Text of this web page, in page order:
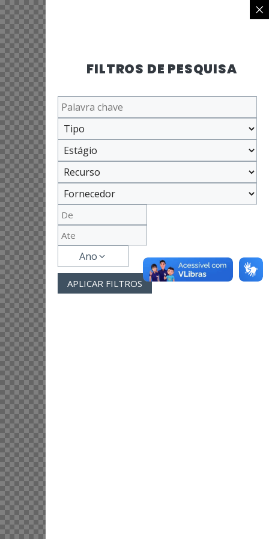
FILTROS DE PESQUISA
Ano
APLICAR FILTROS